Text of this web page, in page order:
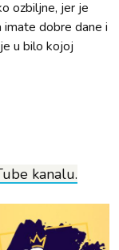
ozbiljne, jer je
imate dobre dane i
u bilo kojoj
kanalu.